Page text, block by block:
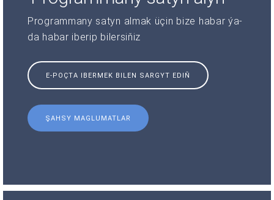
Programmany satyn almak üçin bize habar ýa-
da habar iberip bilersiňiz
E-POÇTA IBERMEK BILEN SARGYT EDIŇ
ŞAHSY MAGLUMATLAR